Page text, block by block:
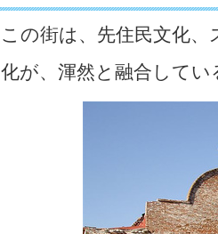
この街は、先住民文化
化が、渾然と融合してい